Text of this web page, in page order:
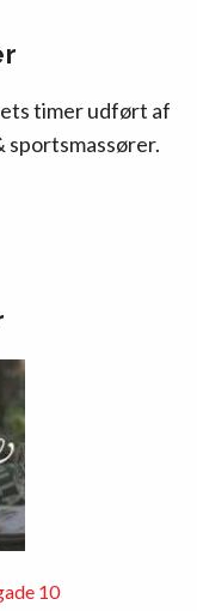
timer udført af
10